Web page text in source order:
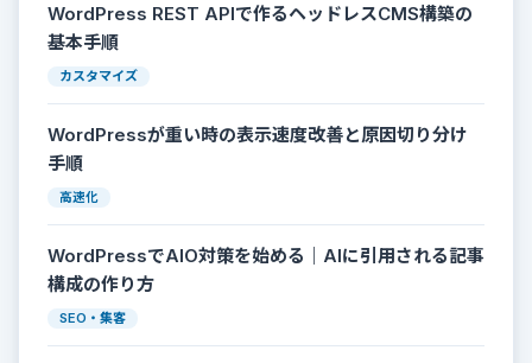
WordPress REST APIで作るヘッドレスCMS構築の
基本手順
カスタマイズ
WordPressが重い時の表示速度改善と原因切り分け
手順
高速化
WordPressでAIO対策を始める｜AIに引用される記事
構成の作り方
SEO・集客